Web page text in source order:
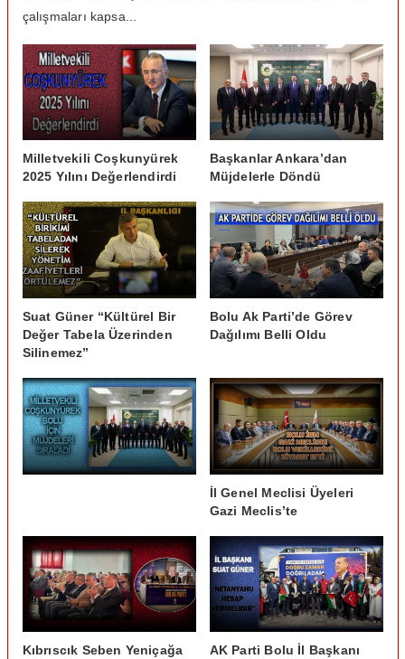
çalışmaları kapsa...
Milletvekili Coşkunyürek
2025 Yılını Değerlendirdi
Başkanlar Ankara’dan
Müjdelerle Döndü
Suat Güner “Kültürel Bir
Değer Tabela Üzerinden
Silinemez”
Bolu Ak Parti’de Görev
Dağılımı Belli Oldu
İl Genel Meclisi Üyeleri
Gazi Meclis’te
Kıbrıscık Seben Yeniçağa
AK Parti Bolu İl Başkanı